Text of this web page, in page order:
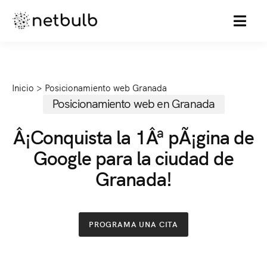
MENU
Inicio > Posicionamiento web Granada
Posicionamiento web en Granada
Â¡Conquista la 1Âª pÃ¡gina de
Google para la ciudad de
Granada!
PROGRAMA UNA CITA